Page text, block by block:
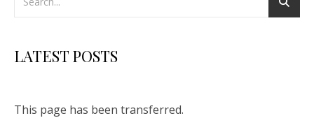
LATEST POSTS
This page has been transferred.